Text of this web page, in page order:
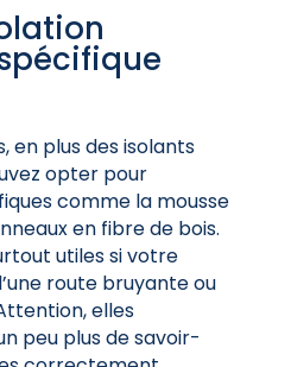
en plus des isolants
opter pour
comme la mousse
en fibre de bois.
utiles si votre
route bruyante ou
elles
peu plus de savoir-